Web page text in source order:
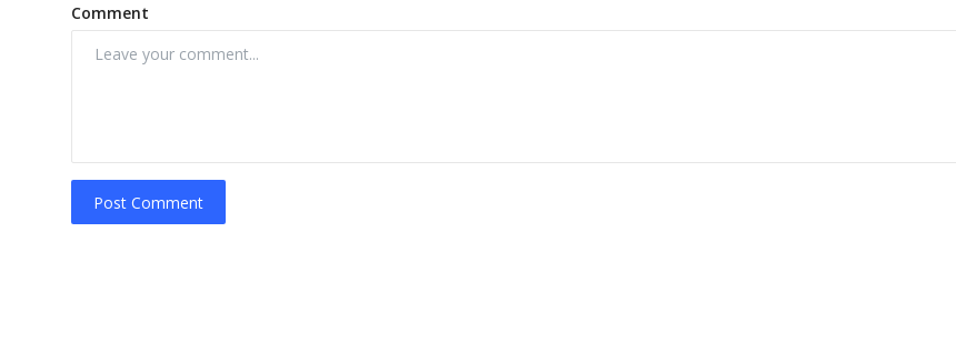
Comment
Post Comment